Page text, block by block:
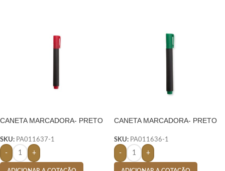
CANETA MARCADORA- PRETO
SKU: PA011637-1
- +
CANETA MARCADORA- PRETO
SKU: PA011636-1
- +